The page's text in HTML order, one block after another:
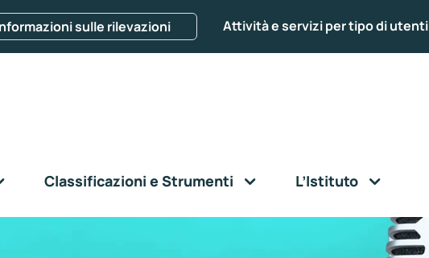
sulle rilevazioni Attività e servizi per tipo di utenti
Classificazioni e Strumenti L’Istituto